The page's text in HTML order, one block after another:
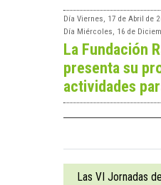
Día Viernes, 17 de Abril de
Día Miércoles, 16 de
La Fundación
presenta su
actividades
Las VI Jornadas